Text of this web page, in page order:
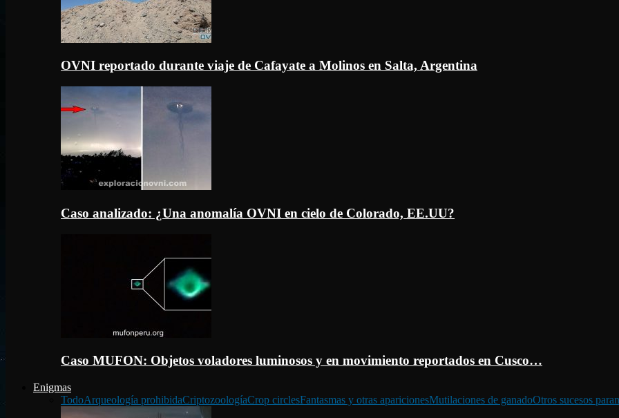
OVNI reportado durante viaje de Cafayate a Molinos en Salta, Argentina
Caso analizado: ¿Una anomalía OVNI en cielo de Colorado, EE.UU?
Caso MUFON: Objetos voladores luminosos y en movimiento reportados en Cusco…
Enigmas
TodoArqueología prohibidaCriptozoologíaCrop circlesFantasmas y otras aparicionesMutilaciones de ganadoOtros sucesos